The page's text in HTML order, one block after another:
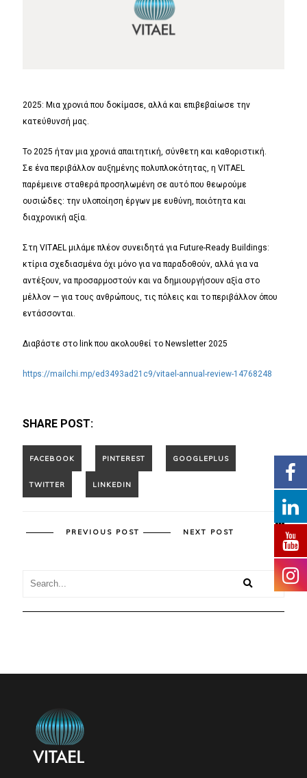
2025: Μια χρονιά που δοκίμασε, αλλά και επιβεβαίωσε την
κατεύθυνσή μας.
Το 2025 ήταν μια χρονιά απαιτητική, σύνθετη και καθοριστική.
Σε ένα περιβάλλον αυξημένης πολυπλοκότητας, η VITAEL
παρέμεινε σταθερά προσηλωμένη σε αυτό που θεωρούμε
ουσιώδες: την υλοποίηση έργων με ευθύνη, ποιότητα και
διαχρονική αξία.
Στη VITAEL μιλάμε πλέον συνειδητά για Future-Ready Buildings:
κτίρια σχεδιασμένα όχι μόνο για να παραδοθούν, αλλά για να
αντέξουν, να προσαρμοστούν και να δημιουργήσουν αξία στο
μέλλον — για τους ανθρώπους, τις πόλεις και το περιβάλλον όπου
εντάσσονται.
Διαβάστε στο link που ακολουθεί το Newsletter 2025
https://mailchi.mp/ed3493ad21c9/vitael-annual-review-14768248
SHARE POST:
PREVIOUS POST NEXT POST